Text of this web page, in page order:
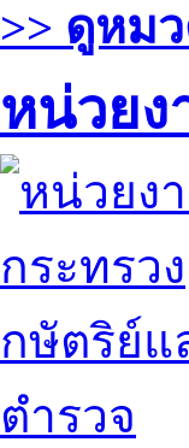
>> ดูหม
หน่วยง
กระทรวง
กษัตริย์แ
ตำรวจ